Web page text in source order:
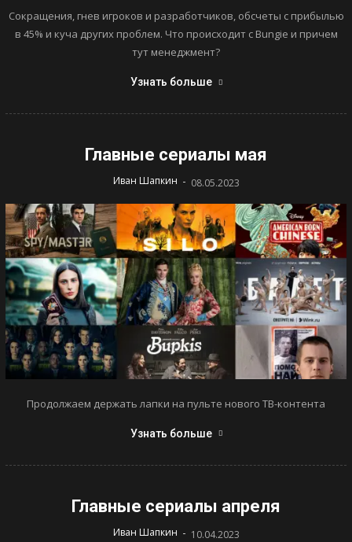
Сокращения, гнев игроков и разработчиков, обсчеты с прибылью
в 45% и куча других проблем. Что происходит с Bungie и причем
тут менеджмент?
Узнать больше
Главные сериалы мая
Иван Шапкин - 08.05.2023
Продолжаем держать лапки на пульте нового ТВ-контента
Узнать больше
Главные сериалы апреля
Иван Шапкин - 10.04.2023